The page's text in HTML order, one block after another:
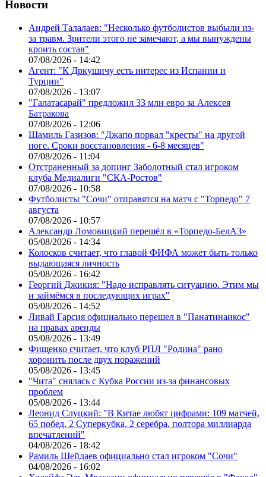
Новости
Андрей Талалаев: "Несколько футболистов выбыли из-
за травм. Зрители этого не замечают, а мы вынуждены
кроить состав"
07/08/2026 - 14:42
Агент: "К Дркушичу есть интерес из Испании и
Турции"
07/08/2026 - 13:07
"Галатасарай" предложил 33 млн евро за Алексея
Батракова
07/08/2026 - 12:06
Шамиль Газизов: "Джапо порвал "кресты" на другой
ноге. Сроки восстановления - 6-8 месяцев"
07/08/2026 - 11:04
Отстраненный за допинг Заболотный стал игроком
клуба Медиалиги "СКА-Ростов"
07/08/2026 - 10:58
Футболисты "Сочи" отправятся на матч с "Торпедо" 7
августа
07/08/2026 - 10:57
Александр Ломовицкий перешёл в «Торпедо-БелАЗ»
05/08/2026 - 14:34
Колосков считает, что главой ФИФА может быть только
выдающаяся личность
05/08/2026 - 16:42
Георгий Джикия: "Надо исправлять ситуацию. Этим мы
и займёмся в последующих играх"
05/08/2026 - 14:52
Ливай Гарсия официально перешел в "Панатинаикос"
на правах аренды
05/08/2026 - 13:49
Фищенко считает, что клуб РПЛ "Родина" рано
хоронить после двух поражений
05/08/2026 - 13:45
"Чита" снялась с Кубка России из-за финансовых
проблем
05/08/2026 - 13:44
Леонид Слуцкий: "В Китае любят цифрами: 109 матчей,
65 побед, 2 Суперкубка, 2 серебра, полтора миллиарда
впечатлений"
04/08/2026 - 18:42
Рамиль Шейдаев официально стал игроком "Сочи"
04/08/2026 - 16:02